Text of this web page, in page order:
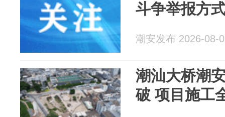
斗争举报方
潮安发布 2026-08-
潮汕大桥潮
破 项目施工